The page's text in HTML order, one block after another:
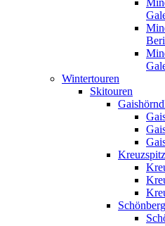
Wintertouren
Skitouren